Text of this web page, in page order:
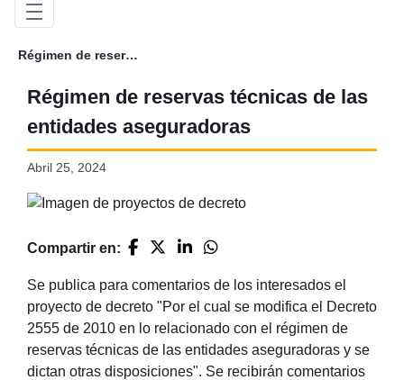
Régimen de reservas técnicas de las entidades aseguradoras
Régimen de reservas técnicas de las
entidades aseguradoras
Abril 25, 2024
Compartir en:
Se publica para comentarios de los interesados el
proyecto de decreto "Por el cual se modifica el Decreto
2555 de 2010 en lo relacionado con el régimen de
reservas técnicas de las entidades aseguradoras y se
dictan otras disposiciones". Se recibirán comentarios